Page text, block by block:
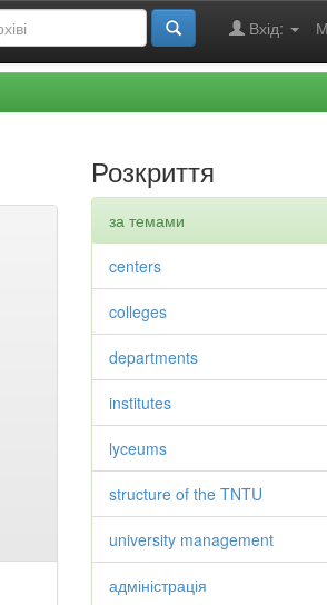
Вхід:
Розкриття
за темами
centers
colleges
departments
institutes
lyceums
structure of the TNTU
university management
адміністрація